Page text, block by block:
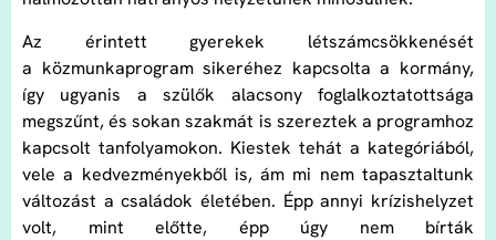
Az érintett gyerekek létszámcsökkenését
a közmunkaprogram sikeréhez kapcsolta a kormány,
így ugyanis a szülők alacsony foglalkoztatottsága
megszűnt, és sokan szakmát is szereztek a programhoz
kapcsolt tanfolyamokon. Kiestek tehát a kategóriából,
vele a kedvezményekből is, ám mi nem tapasztaltunk
változást a családok életében. Épp annyi krízishelyzet
volt, mint előtte, épp úgy nem bírták